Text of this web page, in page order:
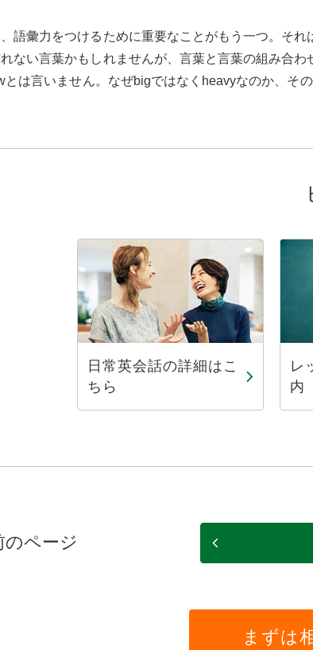
語彙力をつけるために重要なことがもう一つ。それ
ない言葉かもしれませんが、言葉と言葉の組み合
とは言いません。なぜbigではなくheavyなのか、そ
日常英会話の詳細はこ
ちら
レ
内
のページ
まずは